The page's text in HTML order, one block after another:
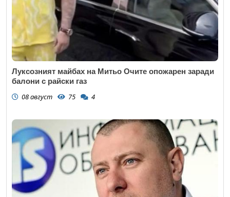
Луксозният майбах на Митьо Очите опожарен заради
балони с райски газ
08 август 75 4